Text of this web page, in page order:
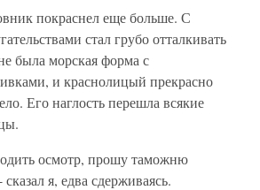
покраснел еще больше. С
стал грубо отталкивать
была морская форма с
и краснолицый прекрасно
Его наглость перешла всякие
осмотр, прошу таможню
я, едва сдерживаясь.